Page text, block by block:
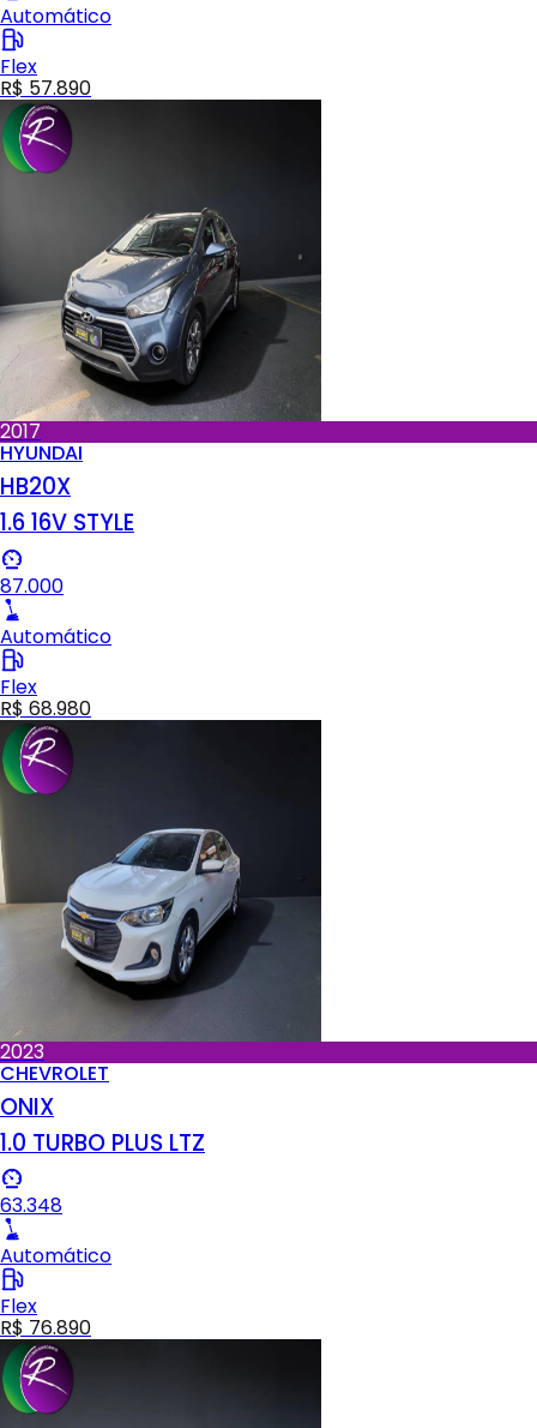
Automático
Flex
R$ 57.890
2017
HYUNDAI
HB20X
1.6 16V STYLE
87.000
Automático
Flex
R$ 68.980
2023
CHEVROLET
ONIX
1.0 TURBO PLUS LTZ
63.348
Automático
Flex
R$ 76.890